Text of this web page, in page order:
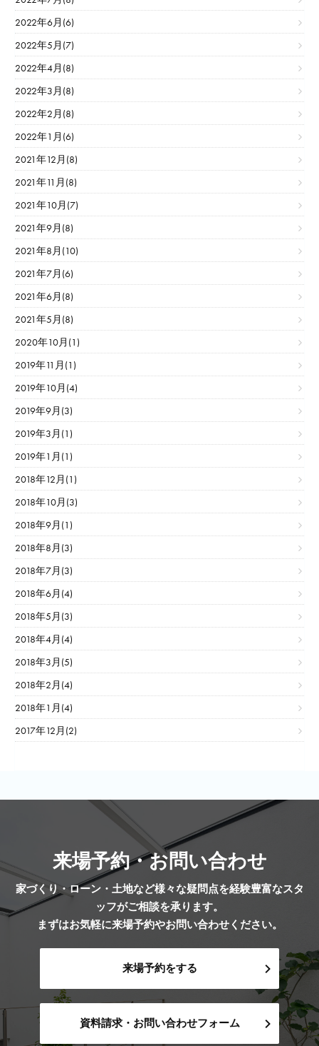
2022年6月(6)
2022年5月(7)
2022年4月(8)
2022年3月(8)
2022年2月(8)
2022年1月(6)
2021年12月(8)
2021年11月(8)
2021年10月(7)
2021年9月(8)
2021年8月(10)
2021年7月(6)
2021年6月(8)
2021年5月(8)
2020年10月(1)
2019年11月(1)
2019年10月(4)
2019年9月(3)
2019年3月(1)
2019年1月(1)
2018年12月(1)
2018年10月(3)
2018年9月(1)
2018年8月(3)
2018年7月(3)
2018年6月(4)
2018年5月(3)
2018年4月(4)
2018年3月(5)
2018年2月(4)
2018年1月(4)
2017年12月(2)
来場予約・お問い合わせ
家づくり・ローン・土地など様々な疑問点を経験豊富なスタ
ッフがご相談を承ります。
まずはお気軽に来場予約やお問い合わせください。
来場予約をする
資料請求・お問い合わせフォーム